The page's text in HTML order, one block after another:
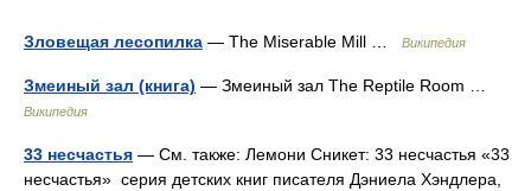
Зловещая лесопилка — The Miserable Mill … Википедия
Змеиный зал (книга) — Змеиный зал The Reptile Room …
Википедия
33 несчастья — См. также: Лемони Сникет: 33 несчастья «33
несчастья» серия детских книг писателя Дэниела Хэндлера,